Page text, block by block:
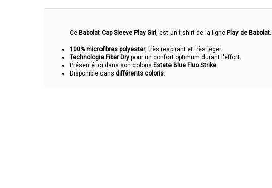
Ce Babolat Cap Sleeve Play Girl, est un t-shirt de la ligne Play de Babolat.
100% microfibres polyester, très respirant et très léger.
Technologie Fiber Dry pour un confort optimum durant l'effort.
Présenté ici dans son coloris Estate Blue Fluo Strike.
Disponible dans différents coloris.